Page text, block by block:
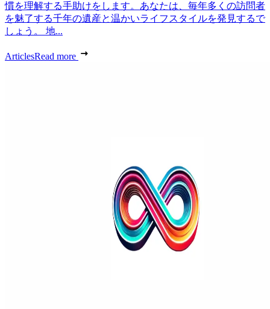
慣を理解する手助けをします。あなたは、毎年多くの訪問者
を魅了する千年の遺産と温かいライフスタイルを発見するで
しょう。 地...
ArticlesRead more